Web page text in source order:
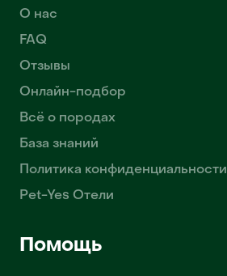
О нас
FAQ
Отзывы
Онлайн-подбор
Всё о породах
База знаний
Политика конфиденциальности
Pet-Yes Отели
Помощь